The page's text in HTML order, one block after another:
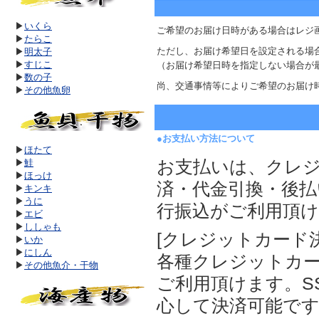
▶ いくら
▶ たらこ
▶明太子
▶すじこ
▶数の子
▶ その他魚卵
▶ほたて
▶鮭
▶ほっけ
▶ キンキ
▶ うに
▶ エビ
▶ ししゃも
▶ いか
▶ にしん
▶ その他魚介・干物
ご希望のお届け日時がある場合はレ
ただし、お届け希望日を設定される
（お届け希望日時を指定しない場合
尚、交通事情等によりご希望のお届
●お支払い方法について
お支払いは、クレ
済・代金引換・後
行振込がご利用頂
[クレジットカード
各種クレジットカ
ご利用頂けます。
心して決済可能で